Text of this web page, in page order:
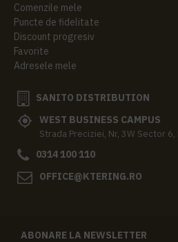
Comenzile mele
Puncte de fidelitate
Discount progresiv
Favorite
Adresele mele
SANITO DISTRIBUTION
WEST BUSINESS CAMPUS
Strada Preciziei, Nr, 3W Sector
0314 100 110
OFFICE@KTERING.RO
ABONARE LA NEWSLETTER